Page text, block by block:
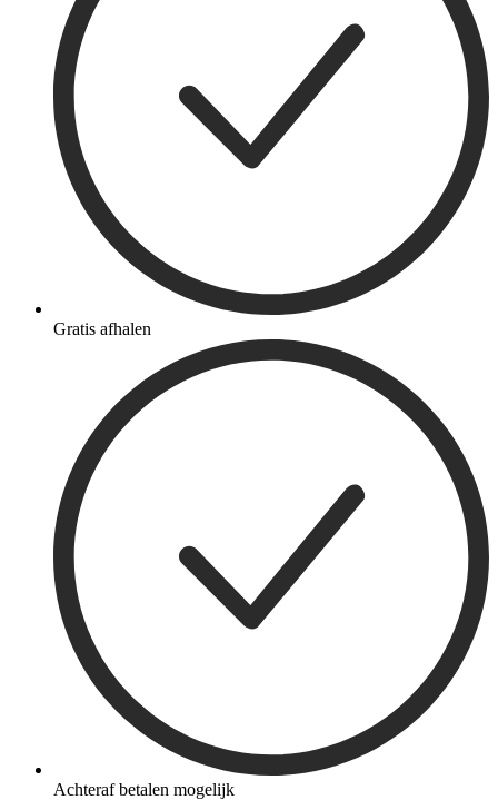
Gratis afhalen
Achteraf betalen mogelijk